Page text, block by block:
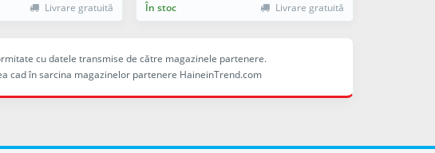
Livrare gratuită În stoc Livrare gratuită
cu datele transmise de către magazinele partenere.
cad în sarcina magazinelor partenere HaineinTrend.com